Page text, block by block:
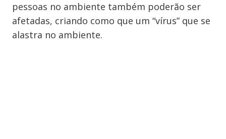
pessoas no ambiente também poderão ser
afetadas, criando como que um “vírus” que se
alastra no ambiente.